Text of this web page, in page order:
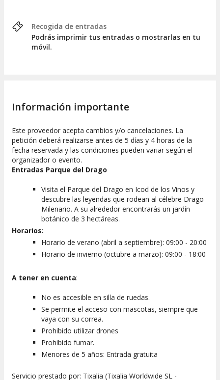
Recogida de entradas
Podrás imprimir tus entradas o mostrarlas en tu
móvil.
Información importante
Este proveedor acepta cambios y/o cancelaciones. La
petición deberá realizarse antes de 5 días y 4 horas de la
fecha reservada y las condiciones pueden variar según el
organizador o evento.
Entradas Parque del Drago
Visita el Parque del Drago en Icod de los Vinos y
descubre las leyendas que rodean al célebre Drago
Milenario. A su alrededor encontrarás un jardín
botánico de 3 hectáreas.
Horarios:
Horario de verano (abril a septiembre): 09:00 - 20:00
Horario de invierno (octubre a marzo): 09:00 - 18:00
A tener en cuenta:
No es accesible en silla de ruedas.
Se permite el acceso con mascotas, siempre que
vaya con su correa.
Prohibido utilizar drones
Prohibido fumar.
Menores de 5 años: Entrada gratuita
Servicio prestado por: Tixalia (Tixalia Worldwide SL -